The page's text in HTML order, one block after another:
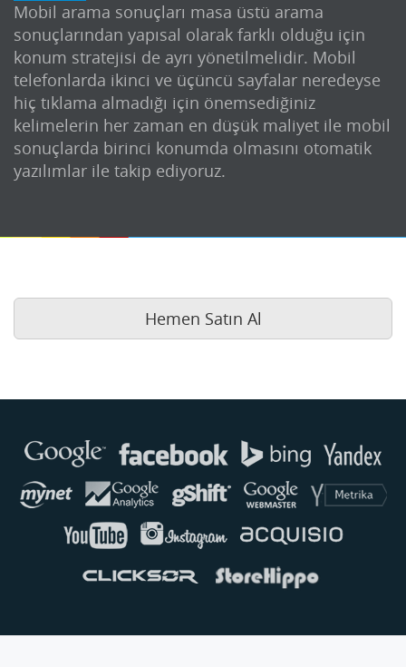
Mobil arama sonuçları masa üstü arama
sonuçlarından yapısal olarak farklı olduğu için
konum stratejisi de ayrı yönetilmelidir. Mobil
telefonlarda ikinci ve üçüncü sayfalar neredeyse
hiç tıklama almadığı için önemsediğiniz
kelimelerin her zaman en düşük maliyet ile mobil
sonuçlarda birinci konumda olmasını otomatik
yazılımlar ile takip ediyoruz.
Hemen Satın Al
Buse